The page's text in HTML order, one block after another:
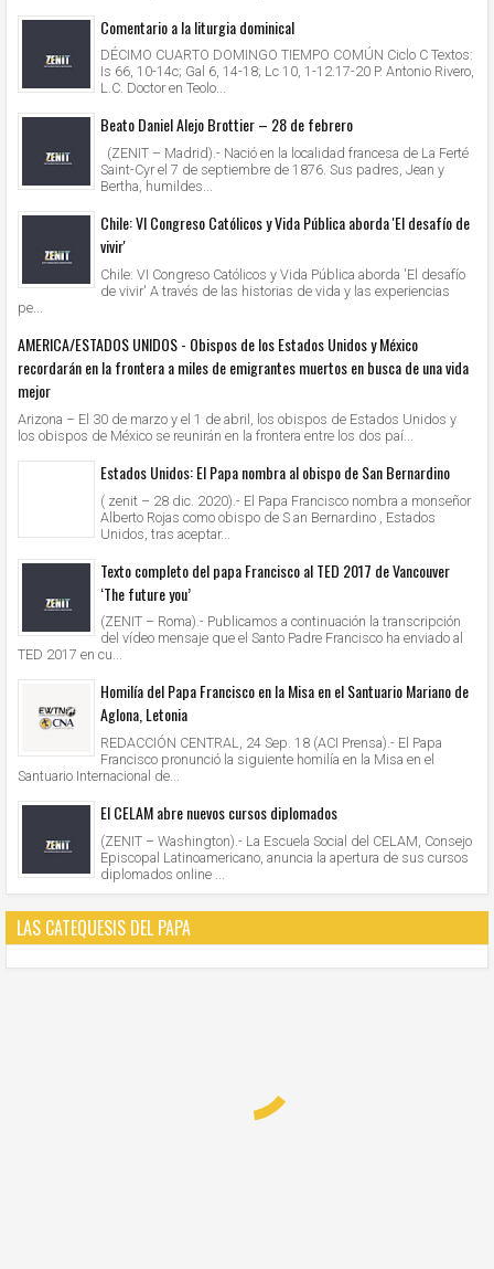
Comentario a la liturgia dominical
DÉCIMO CUARTO DOMINGO TIEMPO COMÚN Ciclo C Textos:
Is 66, 10-14c; Gal 6, 14-18; Lc 10, 1-12.17-20 P. Antonio Rivero,
L.C. Doctor en Teolo...
Beato Daniel Alejo Brottier – 28 de febrero
(ZENIT – Madrid).- Nació en la localidad francesa de La Ferté
Saint-Cyr el 7 de septiembre de 1876. Sus padres, Jean y
Bertha, humildes...
Chile: VI Congreso Católicos y Vida Pública aborda 'El desafío de
vivir'
Chile: VI Congreso Católicos y Vida Pública aborda 'El desafío
de vivir' A través de las historias de vida y las experiencias
pe...
AMERICA/ESTADOS UNIDOS - Obispos de los Estados Unidos y México
recordarán en la frontera a miles de emigrantes muertos en busca de una vida
mejor
Arizona – El 30 de marzo y el 1 de abril, los obispos de Estados Unidos y
los obispos de México se reunirán en la frontera entre los dos paí...
Estados Unidos: El Papa nombra al obispo de San Bernardino
( zenit – 28 dic. 2020).- El Papa Francisco nombra a monseñor
Alberto Rojas como obispo de S an Bernardino , Estados
Unidos, tras aceptar...
Texto completo del papa Francisco al TED 2017 de Vancouver
‘The future you’
(ZENIT – Roma).- Publicamos a continuación la transcripción
del vídeo mensaje que el Santo Padre Francisco ha enviado al
TED 2017 en cu...
Homilía del Papa Francisco en la Misa en el Santuario Mariano de
Aglona, Letonia
REDACCIÓN CENTRAL, 24 Sep. 18 (ACI Prensa).- El Papa
Francisco pronunció la siguiente homilía en la Misa en el
Santuario Internacional de...
El CELAM abre nuevos cursos diplomados
(ZENIT – Washington).- La Escuela Social del CELAM, Consejo
Episcopal Latinoamericano, anuncia la apertura de sus cursos
diplomados online ...
LAS CATEQUESIS DEL PAPA